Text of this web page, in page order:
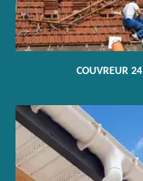
COUVREUR 24